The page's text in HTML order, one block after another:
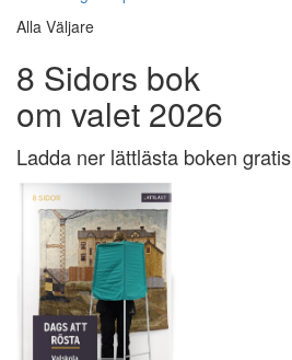
Alla Väljare
8 Sidors bok
om valet 2026
Ladda ner lättlästa boken gratis